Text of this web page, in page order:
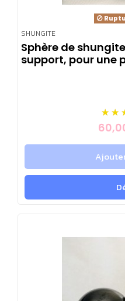
SHUNGITE
Sphère de
support, pour une